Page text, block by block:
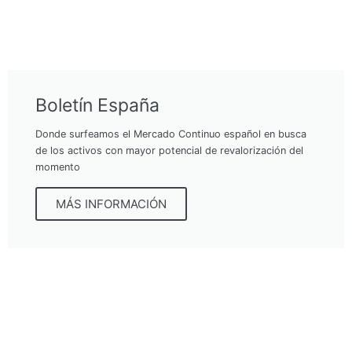
Boletín España
Donde surfeamos el Mercado Continuo español en busca
de los activos con mayor potencial de revalorización del
momento
MÁS INFORMACIÓN